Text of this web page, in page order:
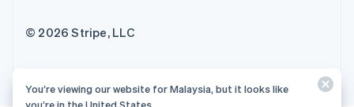
© 2026 Stripe, LLC
You’re viewing our website for Malaysia, but it looks like
you’re in the United States.